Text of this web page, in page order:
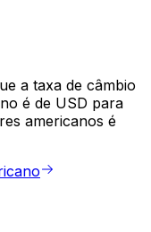
a taxa de câmbio
é de USD para
americanos é